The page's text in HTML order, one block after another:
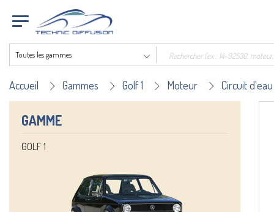
Toutes les gammes
Accueil Gammes Golf 1 Moteur Circuit d'eau
GAMME
GOLF 1